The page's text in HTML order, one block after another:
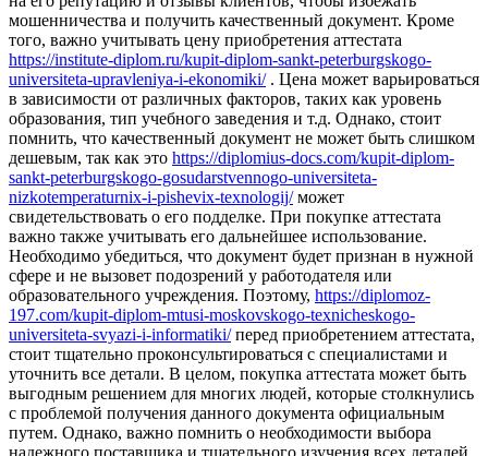
мошенничества и получить качественный документ. Кроме
того, важно учитывать цену приобретения аттестата
https://institute-diplom.ru/kupit-diplom-sankt-peterburgskogo-
universiteta-upravleniya-i-ekonomiki/. Цена может варьироваться
в зависимости от различных факторов, таких как уровень
образования, тип учебного заведения и т.д. Однако, стоит
помнить, что качественный документ не может быть слишком
дешевым, так как это https://diplomius-docs.com/kupit-diplom-
sankt-peterburgskogo-gosudarstvennogo-universiteta-
nizkotemperaturnix-i-pishevix-texnologij/может
свидетельствовать о его подделке. При покупке аттестата
важно также учитывать его дальнейшее использование.
Необходимо убедиться, что документ будет признан в нужной
сфере и не вызовет подозрений у работодателя или
образовательного учреждения. Поэтому, https://diplomoz-
197.com/kupit-diplom-mtusi-moskovskogo-texnicheskogo-
universiteta-svyazi-i-informatiki/перед приобретением аттестата,
стоит тщательно проконсультироваться с специалистами и
уточнить все детали. В целом, покупка аттестата может быть
выгодным решением для многих людей, которые столкнулись
с проблемой получения данного документа официальным
путем. Однако, важно помнить о необходимости выбора
надежного поставщика и тщательного изучения всех деталей